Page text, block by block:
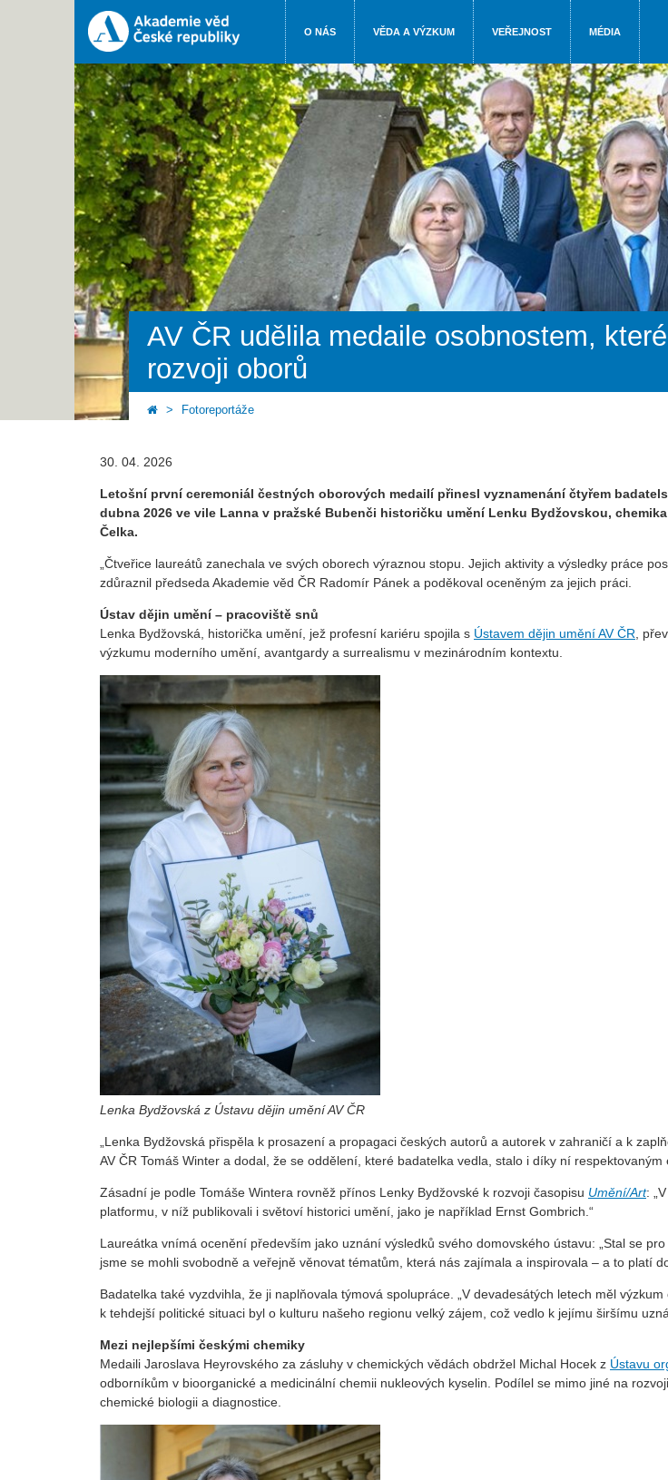
O NÁS VĚDA A VÝZKUM VEŘEJNOST MÉDIA
AV ČR udělila medaile osobnostem,
rozvoji oborů
Fotoreportáže
30. 04. 2026
Letošní první ceremoniál čestných oborových medailí přinesl vyznamenání čtyřem
dubna 2026 ve vile Lanna v pražské Bubenči historičku umění Lenku Bydžovskou,
Čelka.
„Čtveřice laureátů zanechala ve svých oborech výraznou stopu. Jejich aktivity a výsledky práce
zdůraznil předseda Akademie věd ČR Radomír Pánek a poděkoval oceněným za jejich práci.
Ústav dějin umění – pracoviště snů
Lenka Bydžovská, historička umění, jež profesní kariéru spojila s Ústavem dějin umění AV ČR,
výzkumu moderního umění, avantgardy a surrealismu v mezinárodním kontextu.
Lenka Bydžovská z Ústavu dějin umění AV ČR
„Lenka Bydžovská přispěla k prosazení a propagaci českých autorů a autorek v zahraničí a k
AV ČR Tomáš Winter a dodal, že se oddělení, které badatelka vedla, stalo i díky ní respektovaným
Zásadní je podle Tomáše Wintera rovněž přínos Lenky Bydžovské k rozvoji časopisu Umění/Art:
platformu, v níž publikovali i světoví historici umění, jako je například Ernst Gombrich.“
Laureátka vnímá ocenění především jako uznání výsledků svého domovského ústavu: „Stal se
jsme se mohli svobodně a veřejně věnovat tématům, která nás zajímala a inspirovala – a to platí
Badatelka také vyzdvihla, že ji naplňovala týmová spolupráce. „V devadesátých letech měl
k tehdejší politické situaci byl o kulturu našeho regionu velký zájem, což vedlo k jejímu širšímu
Mezi nejlepšími českými chemiky
Medaili Jaroslava Heyrovského za zásluhy v chemických vědách obdržel Michal Hocek z Ústavu
odborníkům v bioorganické a medicinální chemii nukleových kyselin. Podílel se mimo jiné na
chemické biologii a diagnostice.